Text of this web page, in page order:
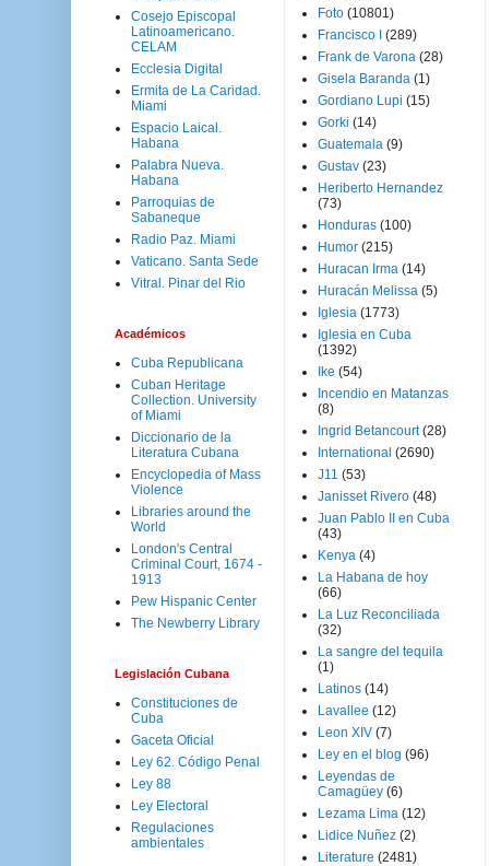
Cosejo Episcopal
Latinoamericano.
CELAM
Ecclesia Digital
Ermita de La Caridad.
Miami
Espacio Laical.
Habana
Palabra Nueva.
Habana
Parroquias de
Sabaneque
Radio Paz. Miami
Vaticano. Santa Sede
Vitral. Pinar del Rio
Académicos
Cuba Republicana
Cuban Heritage
Collection. University
of Miami
Diccionario de la
Literatura Cubana
Encyclopedia of Mass
Violence
Libraries around the
World
London's Central
Criminal Court, 1674 -
1913
Pew Hispanic Center
The Newberry Library
Legislación Cubana
Constituciones de
Cuba
Gaceta Oficial
Ley 62. Código Penal
Ley 88
Ley Electoral
Regulaciones
ambientales
Foto (10801)
Francisco I
(289)
Frank de Varona (28)
Gisela Baranda (1)
Gordiano Lupi (15)
Gorki (14)
Guatemala (9)
Gustav (23)
Heriberto Hernandez
(73)
Honduras (100)
Humor (215)
Huracan Irma (14)
Huracán Melissa (5)
Iglesia (1773)
Iglesia en Cuba
(1392)
Ike (54)
Incendio en Matanzas
(8)
Ingrid Betancourt (28)
International (2690)
J11 (53)
Janisset Rivero (48)
Juan Pablo II en Cuba
(43)
Kenya (4)
La Habana de hoy
(66)
La Luz Reconciliada
(32)
La sangre del tequila
(1)
Latinos (14)
Lavallee (12)
Leon XIV (7)
Ley en el blog (96)
Leyendas de
Camagüey (6)
Lezama Lima (12)
Lidice Nuñez (2)
Literature (2481)